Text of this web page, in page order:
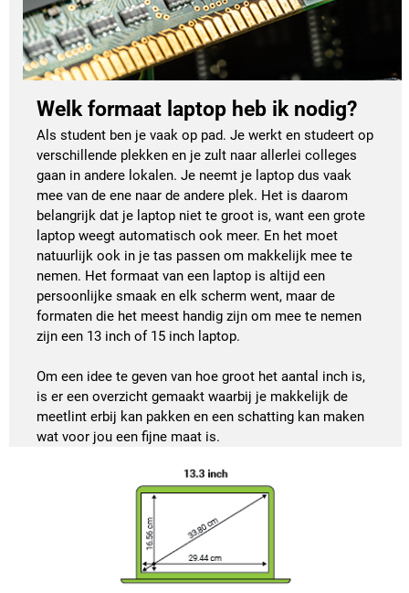
Welk formaat laptop heb ik nodig?
Als student ben je vaak op pad. Je werkt en studeert op
verschillende plekken en je zult naar allerlei colleges
gaan in andere lokalen. Je neemt je laptop dus vaak
mee van de ene naar de andere plek. Het is daarom
belangrijk dat je laptop niet te groot is, want een grote
laptop weegt automatisch ook meer. En het moet
natuurlijk ook in je tas passen om makkelijk mee te
nemen. Het formaat van een laptop is altijd een
persoonlijke smaak en elk scherm went, maar de
formaten die het meest handig zijn om mee te nemen
zijn een 13 inch of 15 inch laptop.
Om een idee te geven van hoe groot het aantal inch is,
is er een overzicht gemaakt waarbij je makkelijk de
meetlint erbij kan pakken en een schatting kan maken
wat voor jou een fijne maat is.